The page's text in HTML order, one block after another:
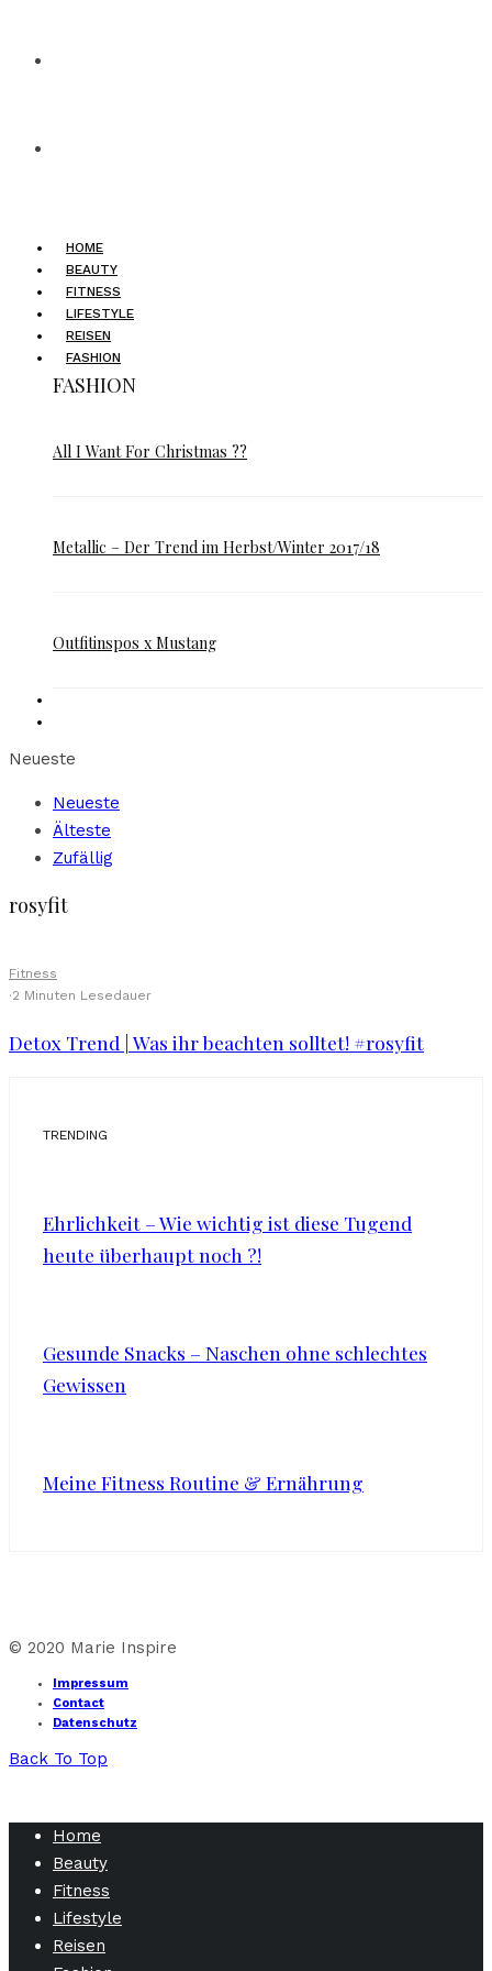
HOME
BEAUTY
FITNESS
LIFESTYLE
REISEN
FASHION
FASHION
All I Want For Christmas ??
Metallic – Der Trend im Herbst/Winter 2017/18
Outfitinspos x Mustang
Neueste
Neueste
Älteste
Zufällig
rosyfit
Fitness
·2 Minuten Lesedauer
Detox Trend | Was ihr beachten solltet! #rosyfit
TRENDING
Ehrlichkeit – Wie wichtig ist diese Tugend
heute überhaupt noch ?!
Gesunde Snacks – Naschen ohne schlechtes
Gewissen
Meine Fitness Routine & Ernährung
© 2020 Marie Inspire
Impressum
Contact
Datenschutz
Back To Top
Home
Beauty
Fitness
Lifestyle
Reisen